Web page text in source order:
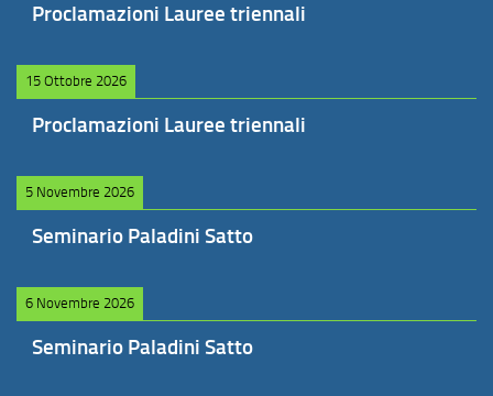
Proclamazioni Lauree triennali
15 Ottobre 2026
Proclamazioni Lauree triennali
5 Novembre 2026
Seminario Paladini Satto
6 Novembre 2026
Seminario Paladini Satto